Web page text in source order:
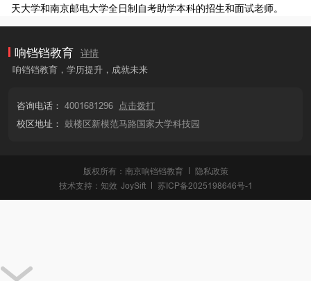
天大学和南京邮电大学全日制自考助学本科的招生和面试老师。
响铛铛教育
详情
响铛铛教育，学历提升，成就未来
咨询电话： 4001681296
点击拨打
校区地址： 鼓楼区新模范马路国家大学科技园
版权所有：南京响铛铛教育
隐私政策
技术支持： 知效 JoySift 苏ICP备2025198646号-1